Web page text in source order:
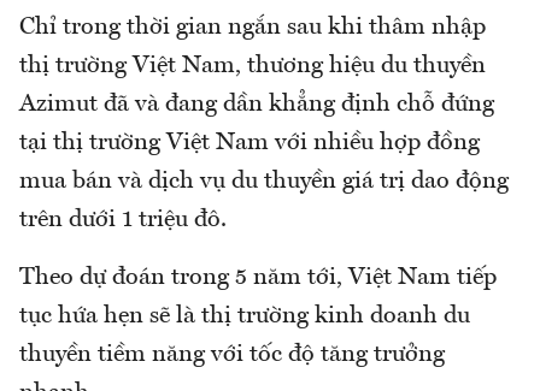
Chỉ trong thời gian ngắn sau khi thâm nhập
thị trường Việt Nam, thương hiệu du thuyền
Azimut đã và đang dần khẳng định chỗ đứng
tại thị trường Việt Nam với nhiều hợp đồng
mua bán và dịch vụ du thuyền giá trị dao động
trên dưới 1 triệu đô.
Theo dự đoán trong 5 năm tới, Việt Nam tiếp
tục hứa hẹn sẽ là thị trường kinh doanh du
thuyền tiềm năng với tốc độ tăng trưởng